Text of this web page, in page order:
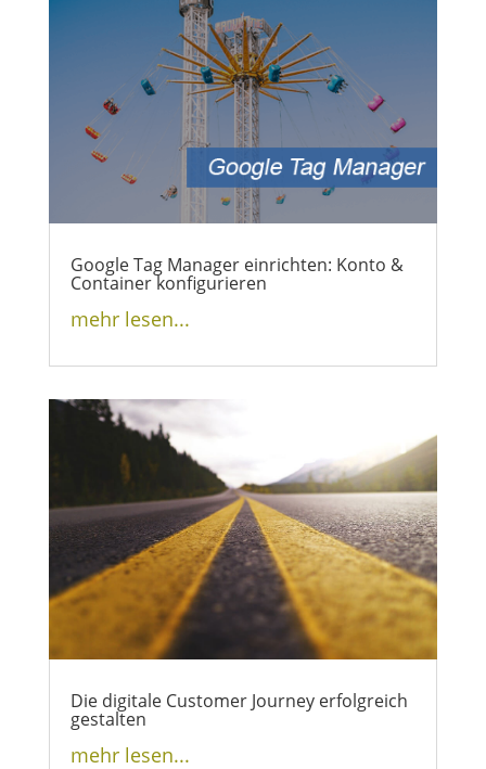
Google Tag Manager einrichten: Konto &
Container konfigurieren
mehr lesen...
Die digitale Customer Journey erfolgreich
gestalten
mehr lesen...